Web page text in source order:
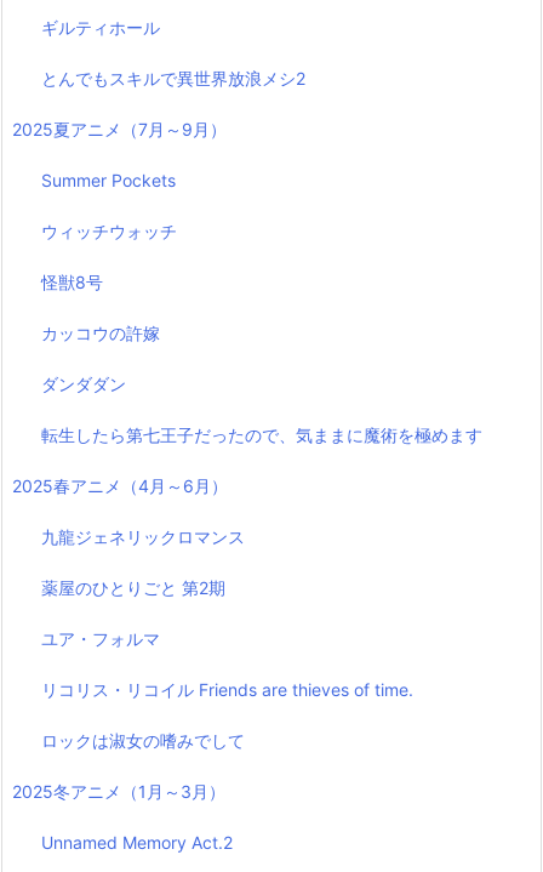
ギルティホール
とんでもスキルで異世界放浪メシ2
2025夏アニメ（7月～9月）
Summer Pockets
ウィッチウォッチ
怪獣8号
カッコウの許嫁
ダンダダン
転生したら第七王子だったので、気ままに魔術を極めます
2025春アニメ（4月～6月）
九龍ジェネリックロマンス
薬屋のひとりごと 第2期
ユア・フォルマ
リコリス・リコイル Friends are thieves of time.
ロックは淑女の嗜みでして
2025冬アニメ（1月～3月）
Unnamed Memory Act.2